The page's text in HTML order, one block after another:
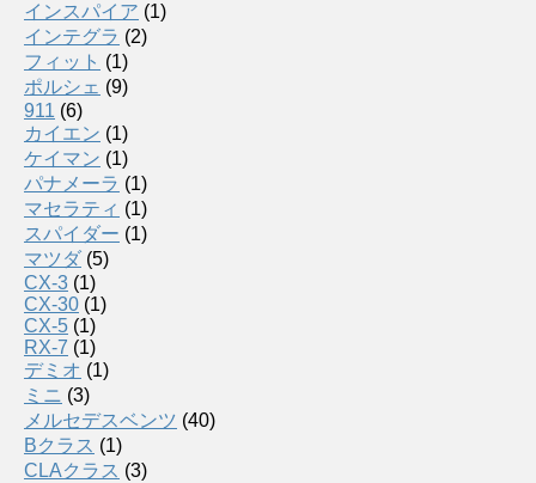
インスパイア (1)
インテグラ (2)
フィット (1)
ポルシェ (9)
911 (6)
カイエン (1)
ケイマン (1)
パナメーラ (1)
マセラティ (1)
スパイダー (1)
マツダ (5)
CX-3 (1)
CX-30 (1)
CX-5 (1)
RX-7 (1)
デミオ (1)
ミニ (3)
メルセデスベンツ (40)
Bクラス (1)
CLAクラス (3)